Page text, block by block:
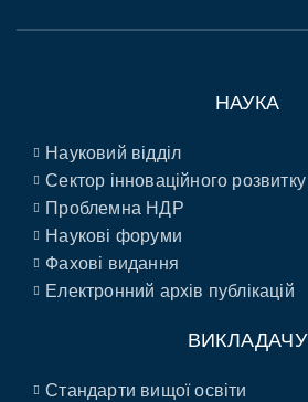
НАУКА
Науковий відділ
Сектор інноваційного розвитку
Проблемна НДР
Наукові форуми
Фахові видання
Електронний архів публікацій
ВИКЛАДАЧУ
Стандарти вищої освіти